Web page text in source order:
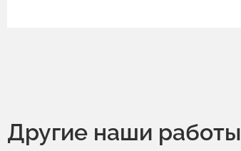
Другие наши работы